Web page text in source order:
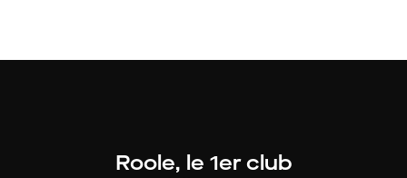
Roole, le 1er club